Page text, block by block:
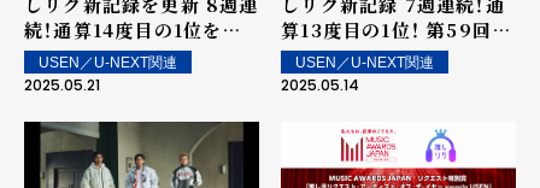
続！通算14度目の1位を獲
得！ 第60回 「ウィークリ
ーランキング」を発表～ 上
店内で配信！
USEN／U-NEXT関連
2025.05.21
算13度目の1位！ 第59回
「ウィークリーランキン
グ」を発表～ 上位ランクイ
USEN／U-NEXT関連
2025.05.14